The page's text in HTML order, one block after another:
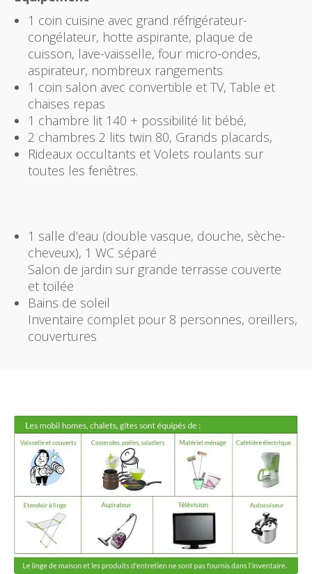
1 coin cuisine avec grand réfrigérateur-
congélateur, hotte aspirante, plaque de
cuisson, lave-vaisselle, four micro-ondes,
aspirateur, nombreux rangements
1 coin salon avec convertible et TV, Table et
chaises repas
1 chambre lit 140 + possibilité lit bébé,
2 chambres 2 lits twin 80, Grands placards,
Rideaux occultants et Volets roulants sur
toutes les fenêtres.
1 salle d’eau (double vasque, douche, sèche-
cheveux), 1 WC séparé
Salon de jardin sur grande terrasse couverte
et toilée
Bains de soleil
Inventaire complet pour 8 personnes, oreillers,
couvertures